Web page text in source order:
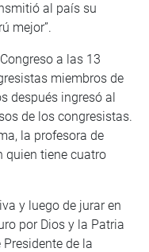
al país su
mejor”.
a las 13
miembros de
después ingresó al
de los congresistas.
la profesora de
quien tiene cuatro
y luego de jurar en
por Dios y la Patria
de la